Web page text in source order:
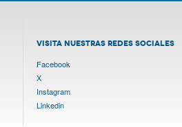
VISITA NUESTRAS REDES SOCIALES
Facebook
X
Instagram
Linkedin